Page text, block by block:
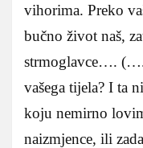
vihorima. Preko
bučno život naš,
strmoglavce….
vašega tijela? I ta
koju nemirno
naizmjence, ili